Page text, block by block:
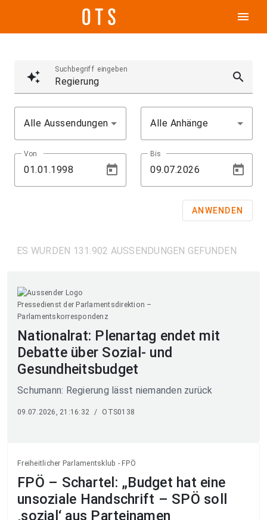
menu
auto_awesome
Suchbegriff eingeben
search
Alle Aussendungen Alle Anhänge
Von Bis
ANWENDEN
ES WURDEN 131.902 AUSSENDUNGEN GEFUNDEN
Pressedienst der Parlamentsdirektion –
Parlamentskorrespondenz
Nationalrat: Plenartag endet mit
Debatte über Sozial- und
Gesundheitsbudget
Schumann: Regierung lässt niemanden zurück
09.07.2026, 21:16:32 / OTS0138
Freiheitlicher Parlamentsklub - FPÖ
FPÖ – Schartel: „Budget hat eine
unsoziale Handschrift – SPÖ soll
‚sozial‘ aus Parteinamen